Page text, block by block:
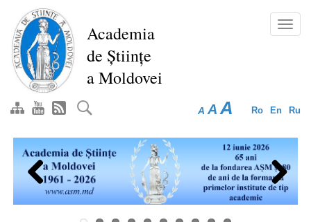
conţinutul
principal
Academia
de Științe
a Moldovei
Ro En Ru
A A A
Previous Next